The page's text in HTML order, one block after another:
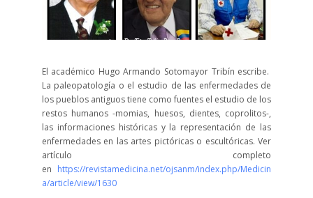
El académico Hugo Armando Sotomayor Tribín escribe.
La paleopatología o el estudio de las enfermedades de
los pueblos antiguos tiene como fuentes el estudio de los
restos humanos -momias, huesos, dientes, coprolitos-,
las informaciones históricas y la representación de las
enfermedades en las artes pictóricas o escultóricas. Ver
artículo completo
en https://revistamedicina.net/ojsanm/index.php/Medicin
a/article/view/1630